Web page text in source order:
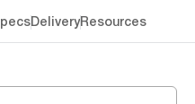
DeliveryResources